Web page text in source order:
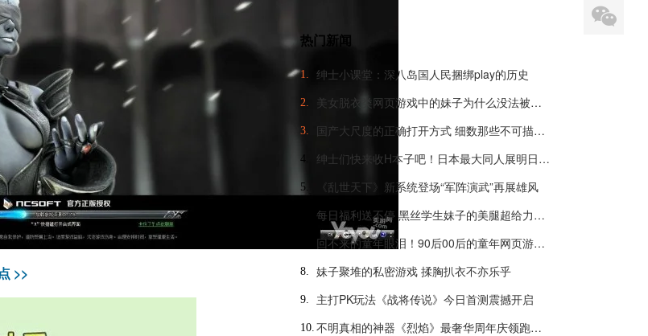
>>
热门新闻
1. 绅士小课堂：深八岛国人民捆绑play的历史
2. 美女脱衣类网页游戏中的妹子为什么没法被脱光？
3. 国产大尺度的正确打开方式 细数那些不可描述的羞羞页游
4. 绅士们快来收H本子吧！日本最大同人展明日开幕
5. 《乱世天下》新系统登场“军阵演武”再展雄风
每日福利送不停 黑丝学生妹子的美腿超给力诱惑
回不来的童年眼泪！90后00后的童年网页游戏大盘点
8. 妹子聚堆的私密游戏 揉胸扒衣不亦乐乎
9. 主打PK玩法《战将传说》今日首测震撼开启
10. 不明真相的神器《烈焰》最奢华周年庆领跑全球
x